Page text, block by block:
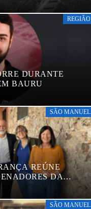
REGIÃO
DURANTE
BAURU
SÃO MANUEL
REÚNE
DA
SÃO MANUEL